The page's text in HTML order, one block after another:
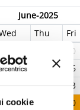
cookie
June-2025
Thu Fri
30
06
12 13
20